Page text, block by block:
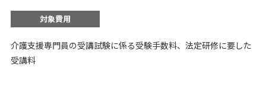
対象費用
介護支援専門員の受講試験に係る受験手数料、法定研修に要した
受講料